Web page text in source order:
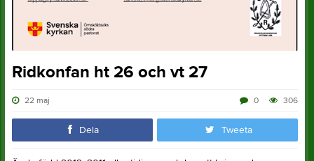
Ridkonfan ht 26 och vt 27
22 maj 306
0
Dela Tweeta